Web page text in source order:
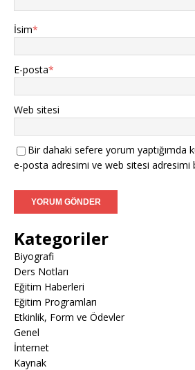
İsim*
E-posta*
Web sitesi
Bir dahaki sefere yorum yaptığımda
e-posta adresimi ve web sitesi adresimi
Kategoriler
Biyografi
Ders Notları
Eğitim Haberleri
Eğitim Programları
Etkinlik, Form ve Ödevler
Genel
İnternet
Kaynak